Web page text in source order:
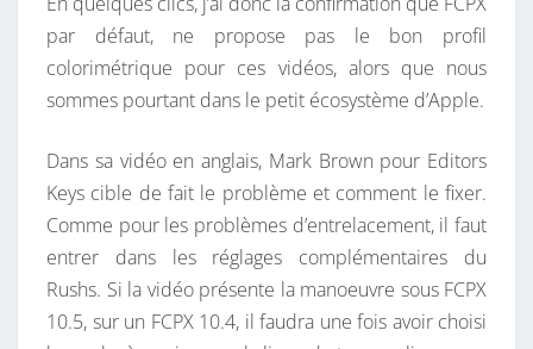
É
E
D
E
’
I
P
H
O
N
par défaut, ne propose pas le bon profil
colorimétrique pour ces vidéos, alors que nous
sommes pourtant dans le petit écosystème d’Apple.
Dans sa vidéo en anglais, Mark Brown pour Editors
Keys cible de fait le problème et comment le fixer.
Comme pour les problèmes d’entrelacement, il faut
entrer dans les réglages complémentaires du
Rushs. Si la vidéo présente la manoeuvre sous FCPX
10.5, sur un FCPX 10.4, il faudra une fois avoir choisi